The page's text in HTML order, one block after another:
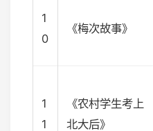
1
0
《梅次故事》
1
1
《农村学生考上
北大后》